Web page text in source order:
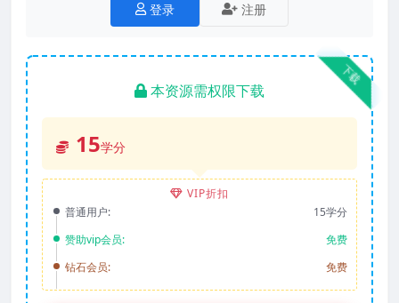
登录 注册
下载
本资源需权限下载
15学分
VIP折扣
普通用户:
15学分
赞助vip会员:
免费
钻石会员:
免费